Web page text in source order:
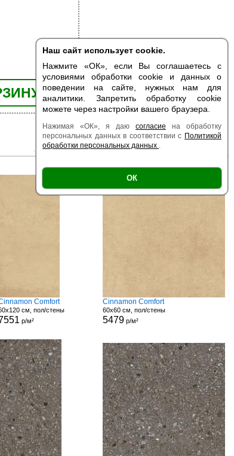
Наш сайт использует cookie.
Нажмите «ОК», если Вы соглашаетесь с
условиями обработки cookie и данных о
поведении на сайте, нужных нам для
аналитики. Запретить обработку cookie
можете через настройки вашего браузера.
Нажимая «ОК», я даю согласие на обработку
персональных данных в соответствии с Политикой
обработки персональных данных .
ОК
Есть образец | Поверхность |
Comfort
см, пол/стены
р/м²
Cinnamon Comfort
60x60 см, пол/стены
5479 р/м²